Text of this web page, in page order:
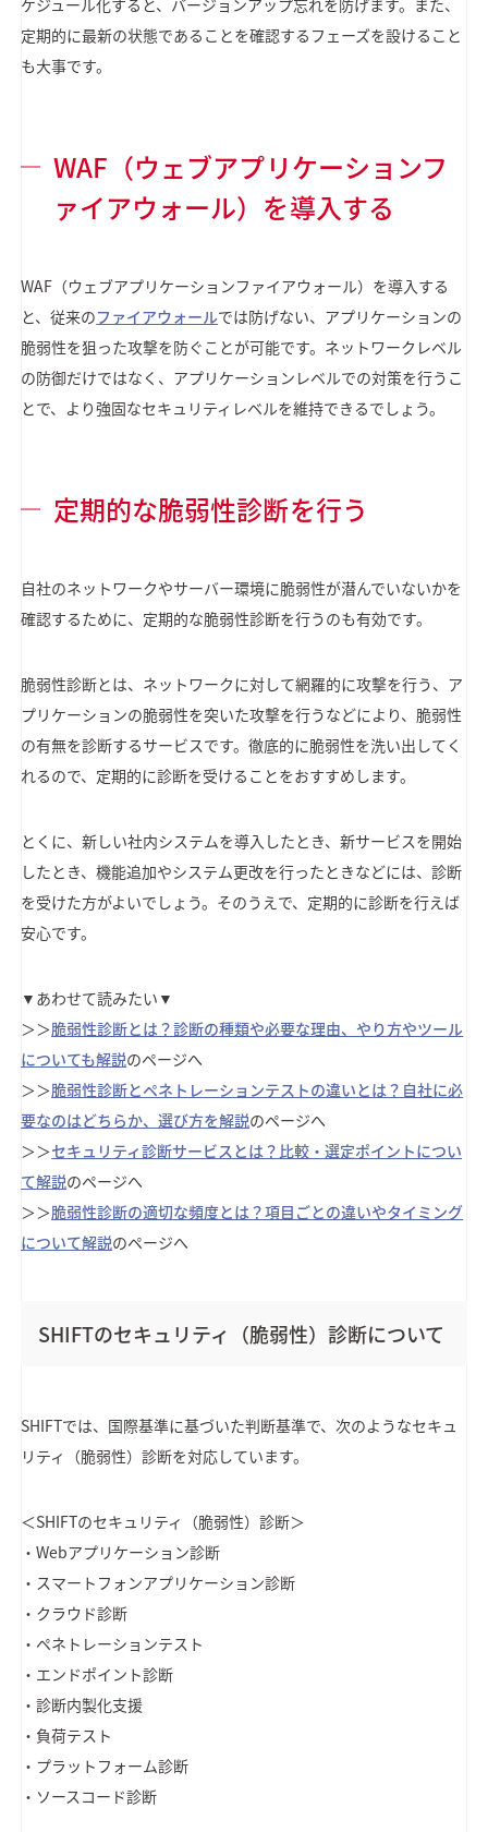
ケジュール化すると、バージョンアップ忘れを防げます。また、
定期的に最新の状態であることを確認するフェーズを設けること
も大事です。
WAF（ウェブアプリケーションフ
ァイアウォール）を導入する
WAF（ウェブアプリケーションファイアウォール）を導入する
と、従来のファイアウォールでは防げない、アプリケーションの
脆弱性を狙った攻撃を防ぐことが可能です。ネットワークレベル
の防御だけではなく、アプリケーションレベルでの対策を行うこ
とで、より強固なセキュリティレベルを維持できるでしょう。
定期的な脆弱性診断を行う
自社のネットワークやサーバー環境に脆弱性が潜んでいないかを
確認するために、定期的な脆弱性診断を行うのも有効です。
脆弱性診断とは、ネットワークに対して網羅的に攻撃を行う、ア
プリケーションの脆弱性を突いた攻撃を行うなどにより、脆弱性
の有無を診断するサービスです。徹底的に脆弱性を洗い出してく
れるので、定期的に診断を受けることをおすすめします。
とくに、新しい社内システムを導入したとき、新サービスを開始
したとき、機能追加やシステム更改を行ったときなどには、診断
を受けた方がよいでしょう。そのうえで、定期的に診断を行えば
安心です。
▼あわせて読みたい▼
＞＞脆弱性診断とは？診断の種類や必要な理由、やり方やツール
についても解説のページへ
＞＞脆弱性診断とペネトレーションテストの違いとは？自社に必
要なのはどちらか、選び方を解説のページへ
＞＞セキュリティ診断サービスとは？比較・選定ポイントについ
て解説のページへ
＞＞脆弱性診断の適切な頻度とは？項目ごとの違いやタイミング
について解説のページへ
SHIFTのセキュリティ（脆弱性）診断について
SHIFTでは、国際基準に基づいた判断基準で、次のようなセキュ
リティ（脆弱性）診断を対応しています。
＜SHIFTのセキュリティ（脆弱性）診断＞
・Webアプリケーション診断
・スマートフォンアプリケーション診断
・クラウド診断
・ペネトレーションテスト
・エンドポイント診断
・診断内製化支援
・負荷テスト
・プラットフォーム診断
・ソースコード診断